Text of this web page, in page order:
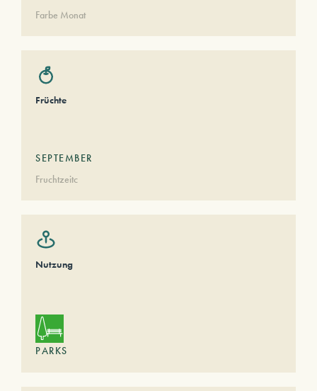
Farbe Monat
Früchte
SEPTEMBER
Fruchtzeitc
Nutzung
PARKS